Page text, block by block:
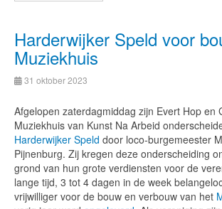
Harderwijker Speld voor
Muziekhuis
31 oktober 2023
Afgelopen zaterdagmiddag zijn Evert Hop en
Muziekhuis van Kunst Na Arbeid
Harderwijker Speld door loco-burgemeester
Pijnenburg. Zij kregen deze onderscheiding
grond van hun grote verdiensten voor de
lange tijd, 3 tot 4 dagen in de week
vrijwilliger voor de bouw en verbouw van het